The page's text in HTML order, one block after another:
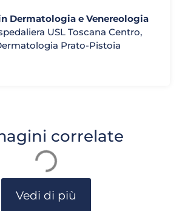
Dermatologia e Venereologia
USL Toscana Centro,
Prato-Pistoia
correlate
Vedi di più